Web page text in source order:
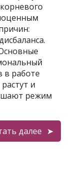
в работе
и
режим
далее